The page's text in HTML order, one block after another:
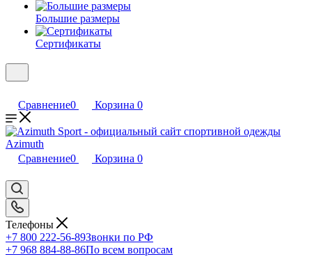
Большие размеры
Сертификаты
Сравнение0 Корзина 0
Сравнение0 Корзина 0
Телефоны
+7 800 222-56-89Звонки по РФ
+7 968 884-88-86По всем вопросам